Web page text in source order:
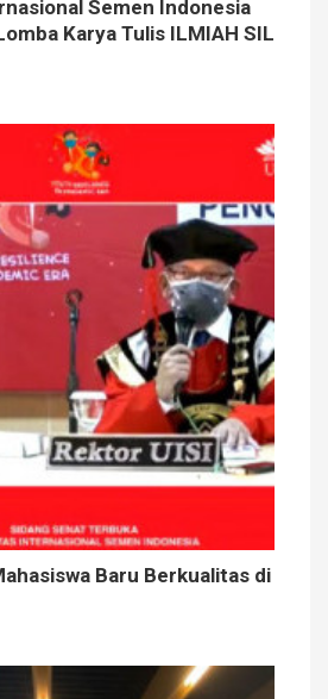
Semen Indonesia
Karya Tulis ILMIAH SIL
Baru Berkualitas di